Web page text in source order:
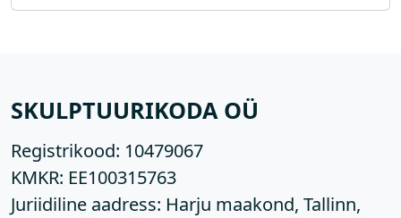
SKULPTUURIKODA OÜ
Registrikood: 10479067
KMKR: EE100315763
Juriidiline aadress: Harju maakond, Tallinn,